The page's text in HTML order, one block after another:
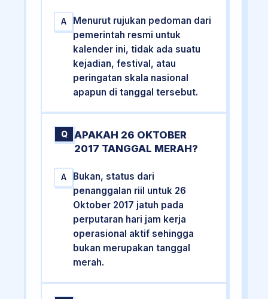
A
Menurut rujukan pedoman dari
pemerintah resmi untuk
kalender ini, tidak ada suatu
kejadian, festival, atau
peringatan skala nasional
apapun di tanggal tersebut.
Q
APAKAH 26 OKTOBER
2017 TANGGAL MERAH?
A
Bukan, status dari
penanggalan riil untuk 26
Oktober 2017 jatuh pada
perputaran hari jam kerja
operasional aktif sehingga
bukan merupakan tanggal
merah.